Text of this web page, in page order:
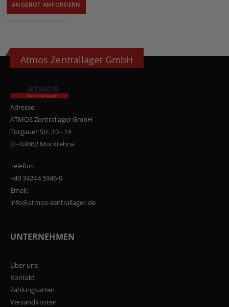
ANGEBOT ANFORDERN
Atmos Zentrallager GmbH
Adresse:
ATMOS Zentrallager GmbH
Torgauer Str. 10 - 14
D - 04862 Mockrehna
Telefon:
+49 34244 5946-0
Email:
info@atmos-zentrallager.de
UNTERNEHMEN
Über uns
Kontakt
Zahlungsarten
Versandkosten